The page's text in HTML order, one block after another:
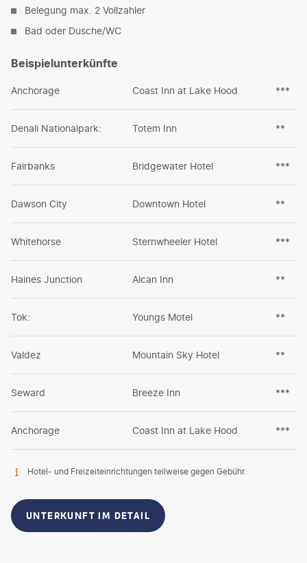
Belegung max. 2 Vollzahler
Bad oder Dusche/WC
Beispielunterkünfte
Anchorage Coast Inn at Lake Hood ***
Denali Nationalpark: Totem Inn **
Fairbanks Bridgewater Hotel ***
Dawson City Downtown Hotel **
Whitehorse Sternwheeler Hotel ***
Haines Junction Alcan Inn **
Tok: Youngs Motel **
Valdez Mountain Sky Hotel **
Seward Breeze Inn ***
Anchorage Coast Inn at Lake Hood ***
Hotel- und Freizeiteinrichtungen teilweise gegen Gebühr.
UNTERKUNFT IM DETAIL